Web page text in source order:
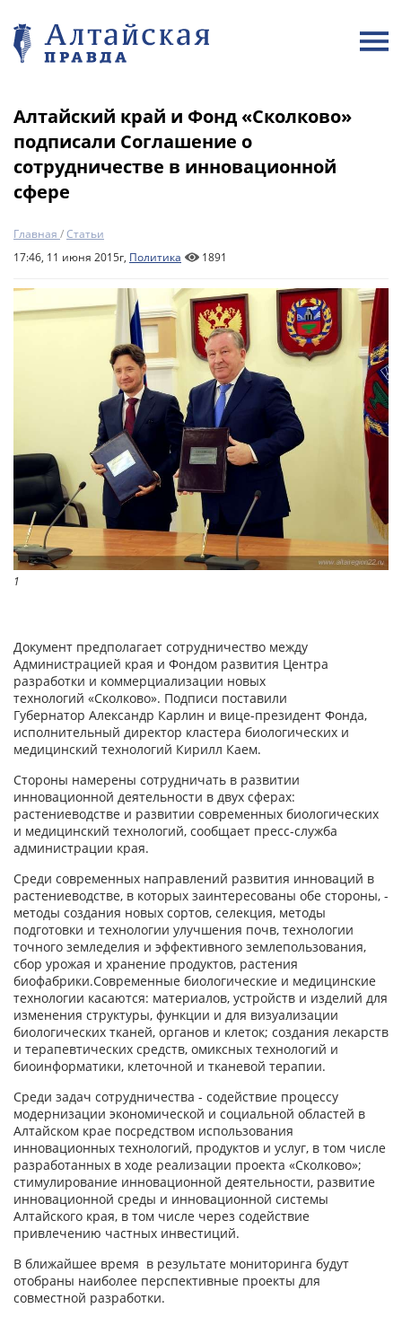
Алтайский край и Фонд «Сколково»
подписали Соглашение о
сотрудничестве в инновационной
сфере
Главная /Статьи
17:46, 11 июня 2015г, Политика 1891
1
Документ предполагает сотрудничество между
Администрацией края и Фондом развития Центра
разработки и коммерциализации новых
технологий «Сколково». Подписи поставили
Губернатор Александр Карлин и вице-президент Фонда,
исполнительный директор кластера биологических и
медицинский технологий Кирилл Каем.
Стороны намерены сотрудничать в развитии
инновационной деятельности в двух сферах:
растениеводстве и развитии современных биологических
и медицинский технологий, сообщает пресс-служба
администрации края.
Среди современных направлений развития инноваций в
растениеводстве, в которых заинтересованы обе стороны, -
методы создания новых сортов, селекция, методы
подготовки и технологии улучшения почв, технологии
точного земледелия и эффективного землепользования,
сбор урожая и хранение продуктов, растения
биофабрики.Современные биологические и медицинские
технологии касаются: материалов, устройств и изделий для
изменения структуры, функции и для визуализации
биологических тканей, органов и клеток; создания лекарств
и терапевтических средств, омиксных технологий и
биоинформатики, клеточной и тканевой терапии.
Среди задач сотрудничества - содействие процессу
модернизации экономической и социальной областей в
Алтайском крае посредством использования
инновационных технологий, продуктов и услуг, в том числе
разработанных в ходе реализации проекта «Сколково»;
стимулирование инновационной деятельности, развитие
инновационной среды и инновационной системы
Алтайского края, в том числе через содействие
привлечению частных инвестиций.
В ближайшее время в результате мониторинга будут
отобраны наиболее перспективные проекты для
совместной разработки.